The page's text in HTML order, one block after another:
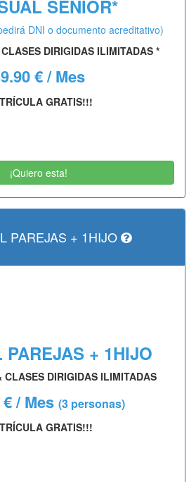
SENIOR*
DNI o documento acreditativo)
DIRIGIDAS ILIMITADAS *
€ / Mes
GRATIS!!!
¡Quiero esta!
PAREJAS + 1HIJO
PAREJAS + 1HIJO
CLASES DIRIGIDAS ILIMITADAS
/ Mes (3 personas)
GRATIS!!!